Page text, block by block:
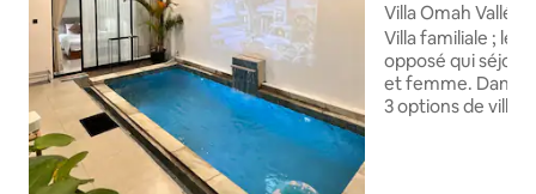
Villa Omah Vallée
Joglo
Villa familiale ; les
opposé qui
et femme. Dans notre région, il y a
3 options de villa :